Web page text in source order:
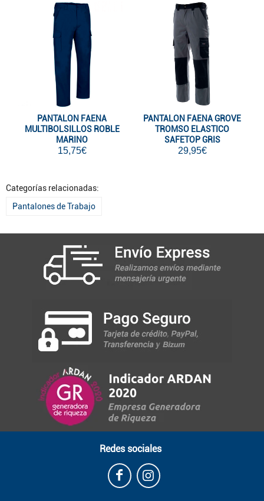
PANTALON FAENA
MULTIBOLSILLOS ROBLE
MARINO
15,75€
PANTALON FAENA GROVE
TROMSO ELASTICO
SAFETOP GRIS
29,95€
Categorías relacionadas:
Pantalones de Trabajo
Redes sociales